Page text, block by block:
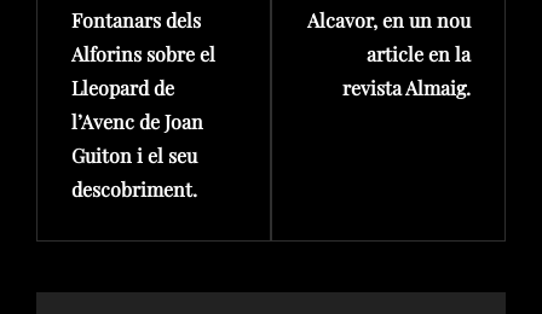
Fontanars dels
Alforins sobre el
Lleopard de
l’Avenc de Joan
Guiton i el seu
descobriment.
Alcavor, en un nou
article en la
revista Almaig.